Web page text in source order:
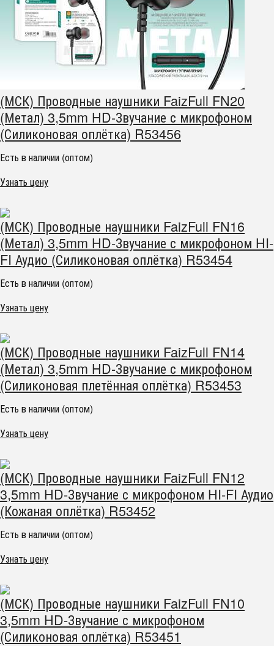
(МСК) Проводные наушники FaizFull FN20
(Метал) 3,5mm HD-Звучание с микрофоном
(Силиконовая оплётка) R53456
Есть в наличии (оптом)
Узнать цену
(МСК) Проводные наушники FaizFull FN16
(Метал) 3,5mm HD-Звучание с микрофоном HI-
FI Аудио (Силиконовая оплётка) R53454
Есть в наличии (оптом)
Узнать цену
(МСК) Проводные наушники FaizFull FN14
(Метал) 3,5mm HD-Звучание с микрофоном
(Силиконовая плетённая оплётка) R53453
Есть в наличии (оптом)
Узнать цену
(МСК) Проводные наушники FaizFull FN12
3,5mm HD-Звучание с микрофоном HI-FI Аудио
(Кожаная оплётка) R53452
Есть в наличии (оптом)
Узнать цену
(МСК) Проводные наушники FaizFull FN10
3,5mm HD-Звучание с микрофоном
(Силиконовая оплётка) R53451